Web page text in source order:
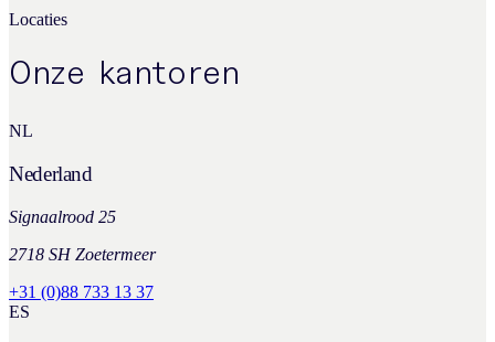
Locaties
Onze kantoren
NL
Nederland
Signaalrood 25
2718 SH Zoetermeer
+31 (0)88 733 13 37
ES